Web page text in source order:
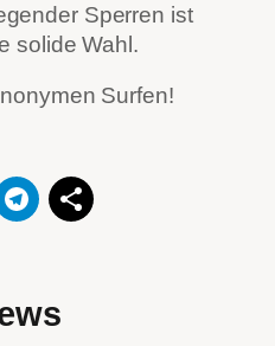
Sperren ist
solide Wahl.
Surfen!